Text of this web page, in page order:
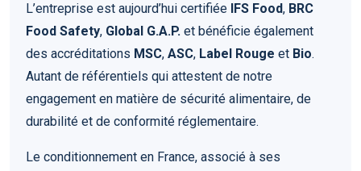
L’entreprise est aujourd’hui certifiée IFS Food, BRC
Food Safety, Global G.A.P. et bénéficie également
des accréditations MSC, ASC, Label Rouge et Bio.
Autant de référentiels qui attestent de notre
engagement en matière de sécurité alimentaire, de
durabilité et de conformité réglementaire.
Le conditionnement en France, associé à ses